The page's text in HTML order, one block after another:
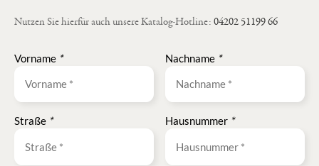
Nutzen Sie hierfür auch unsere Katalog-Hotline: 04202 51199 66
Vorname * Nachname *
Straße * Hausnummer *